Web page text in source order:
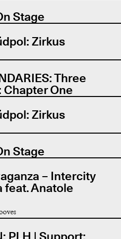
Stage
Zirkus
Three
Chapter One
Zirkus
Stage
– Intercity
feat. Anatole